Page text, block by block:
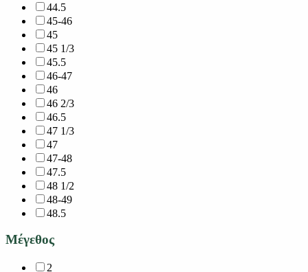
44.5
45-46
45
45 1/3
45.5
46-47
46
46 2/3
46.5
47 1/3
47
47-48
47.5
48 1/2
48-49
48.5
Μέγεθος
2